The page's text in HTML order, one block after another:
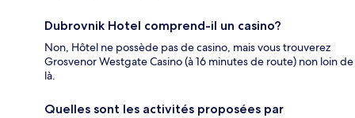
Dubrovnik Hotel comprend-il un casino?
Non, Hôtel ne possède pas de casino, mais vous trouverez
Grosvenor Westgate Casino (à 16 minutes de route) non loin de
là.
Quelles sont les activités proposées par